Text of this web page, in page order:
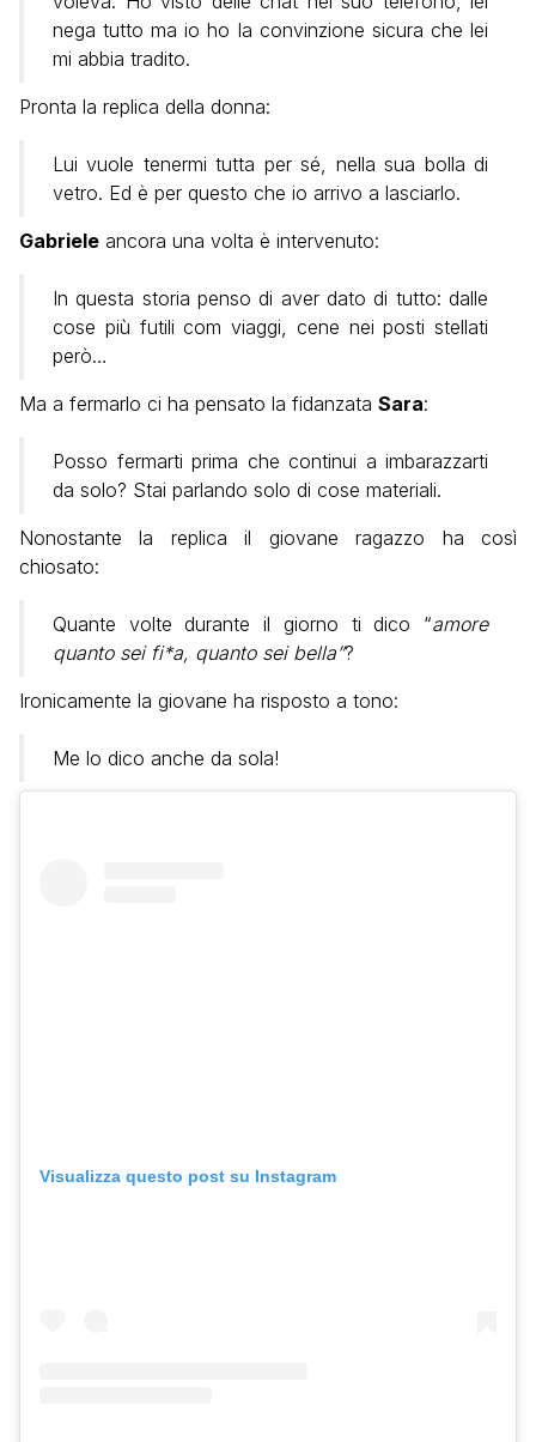
nega tutto ma io ho la convinzione sicura che lei
mi abbia tradito.
Pronta la replica della donna:
Lui vuole tenermi tutta per sé, nella sua bolla di
vetro. Ed è per questo che io arrivo a lasciarlo.
Gabriele ancora una volta è intervenuto:
In questa storia penso di aver dato di tutto: dalle
cose più futili com viaggi, cene nei posti stellati
però…
Ma a fermarlo ci ha pensato la fidanzata Sara:
Posso fermarti prima che continui a imbarazzarti
da solo? Stai parlando solo di cose materiali.
Nonostante la replica il giovane ragazzo ha così
chiosato:
Quante volte durante il giorno ti dico “amore
quanto sei fi*a, quanto sei bella”?
Ironicamente la giovane ha risposto a tono:
Me lo dico anche da sola!
Visualizza questo post su Instagram